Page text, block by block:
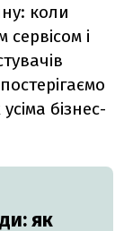
коли
і
бізнес-
як